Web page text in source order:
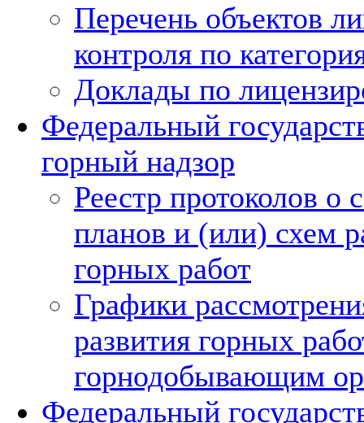
Перечень объектов
контроля по
Доклады по
Федеральный
горный надзор
Реестр протоколов о
планов и (или) схем
горных работ
Графики
развития горных
горнодобывающим
Федеральный